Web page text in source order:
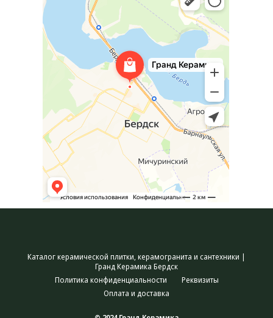
Каталог керамической плитки, керамогранита и сантехники |
Гранд Керамика Бердск
Политика конфиденциальности
Реквизиты
Оплата и доставка